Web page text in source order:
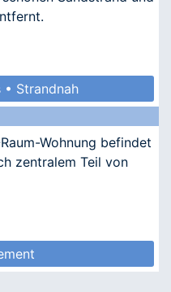
Strandnah
Wohnung befindet
zentralem Teil von